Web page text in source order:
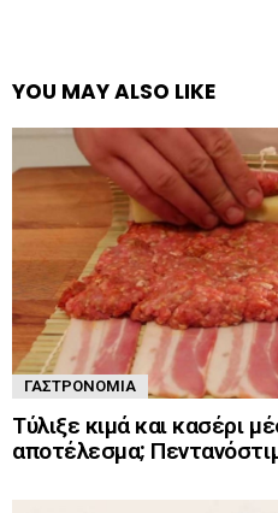
YOU MAY ALSO LIKE
ΓΑΣΤΡΟΝΟΜΊΑ
Τύλιξε κιμά και κασέρι
αποτέλεσμα;